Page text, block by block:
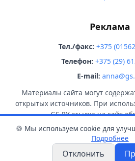
Реклама
Тел./факс: +375
Телефон: +375 (29)
E-mail:
Материалы сайта могут
открытых источников. При
GS.BY ссылка на сайт
© 2026 GS.BY. Все права
🍪 Мы используем cookie для
Подробнее
Отклонить